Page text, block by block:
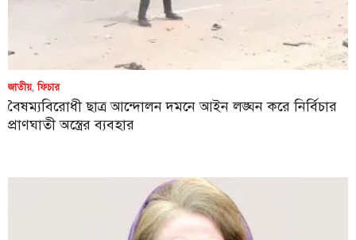
জাতীয়,ফিচার
বৈষম্যবিরোধী ছাত্র আন্দোলন দমনে আইন লঙ্ঘন করে নির্বিচার
প্রাণঘাতী অস্ত্রের ব্যবহার